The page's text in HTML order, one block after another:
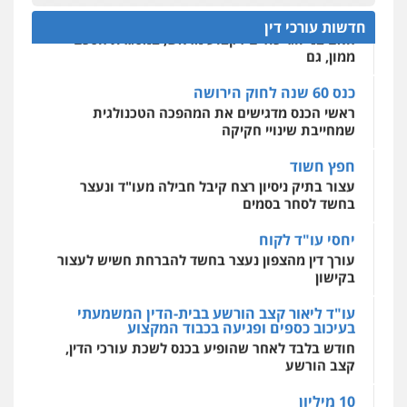
מרכז התחלה חדשה
0544500346
לעורכי דין
0504062539
עו"ד ד"ר אבי שקד
עבירות כלכליות
0544385337
איתי חקירות – שירותים לעורכי דין
חדשות עורכי דין
האם בני זוג יכולים לקבוע מראש, במסגרת הסכם
ממון, גם
ראשי הכנס מדגישים את המהפכה הטכנולגית
שמחייבת שינויי חקיקה
עצור בתיק ניסיון רצח קיבל חבילה מעו"ד ונעצר
בחשד לסחר בסמים
עורך דין מהצפון נעצר בחשד להברחת חשיש לעצור
בקישון
בעיכוב כספים ופגיעה בכבוד המקצוע
חודש בלבד לאחר שהופיע בכנס לשכת עורכי הדין,
קצב הורשע